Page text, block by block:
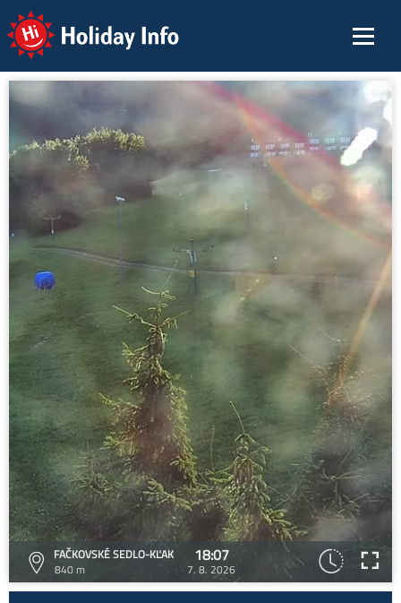
Holiday Info
FAČKOVSKÉ SEDLO-KĽAK
840 m
18:07
7. 8. 2026